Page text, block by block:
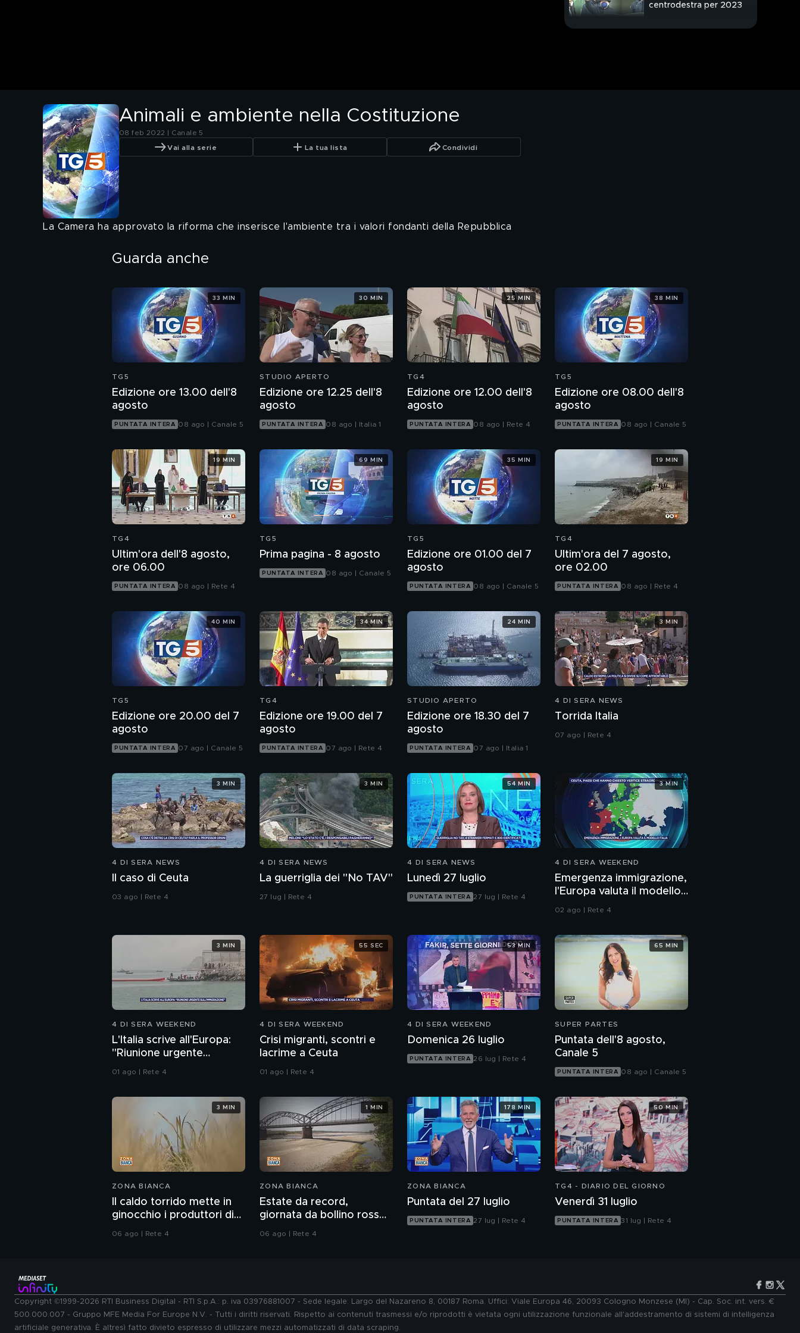
centrodestra per 2023
Animali e ambiente nella Costituzione
08 feb 2022 | Canale 5
Vai alla serie La tua lista Condividi
La Camera ha approvato la riforma che inserisce l'ambiente tra i valori fondanti della Repubblica
Guarda anche
TG5
Edizione ore 13.00 dell'8
agosto
PUNTATA INTERA 08 ago | Canale 5
33 MIN
STUDIO APERTO
Edizione ore 12.25 dell'8
agosto
PUNTATA INTERA 08 ago | Italia 1
30 MIN
TG4
Edizione ore 12.00 dell'8
agosto
PUNTATA INTERA 08 ago | Rete 4
25 MIN
TG5
Edizione ore 08.00 dell'8
agosto
PUNTATA INTERA 08 ago | Canale 5
38 MIN
TG4
Ultim'ora dell'8 agosto,
ore 06.00
PUNTATA INTERA 08 ago | Rete 4
19 MIN
TG5
Prima pagina - 8 agosto
PUNTATA INTERA 08 ago | Canale 5
69 MIN
TG5
Edizione ore 01.00 del 7
agosto
PUNTATA INTERA 08 ago | Canale 5
35 MIN
TG4
Ultim'ora del 7 agosto,
ore 02.00
PUNTATA INTERA 08 ago | Rete 4
19 MIN
TG5
Edizione ore 20.00 del 7
agosto
PUNTATA INTERA 07 ago | Canale 5
40 MIN
TG4
Edizione ore 19.00 del 7
agosto
PUNTATA INTERA 07 ago | Rete 4
34 MIN
STUDIO APERTO
Edizione ore 18.30 del 7
agosto
PUNTATA INTERA 07 ago | Italia 1
24 MIN
4 DI SERA NEWS
Torrida Italia
07 ago | Rete 4
3 MIN
4 DI SERA NEWS
Il caso di Ceuta
03 ago | Rete 4
3 MIN
4 DI SERA NEWS
La guerriglia dei "No TAV"
27 lug | Rete 4
3 MIN
4 DI SERA NEWS
Lunedì 27 luglio
PUNTATA INTERA 27 lug | Rete 4
54 MIN
4 DI SERA WEEKEND
Emergenza immigrazione,
l'Europa valuta il modello
02 ago | Rete 4
3 MIN
4 DI SERA WEEKEND
L'Italia scrive all'Europa:
"Riunione urgente
sull'immigrazione"
01 ago | Rete 4
3 MIN
4 DI SERA WEEKEND
Crisi migranti, scontri e
lacrime a Ceuta
01 ago | Rete 4
55 SEC
4 DI SERA WEEKEND
Domenica 26 luglio
PUNTATA INTERA 26 lug | Rete 4
53 MIN
SUPER PARTES
Puntata dell'8 agosto,
Canale 5
PUNTATA INTERA 08 ago | Canale 5
65 MIN
ZONA BIANCA
Il caldo torrido mette in
ginocchio i produttori di
06 ago | Rete 4
3 MIN
ZONA BIANCA
Estate da record,
giornata da bollino rosso
in 27 città
06 ago | Rete 4
1 MIN
ZONA BIANCA
Puntata del 27 luglio
PUNTATA INTERA 27 lug | Rete 4
178 MIN
TG4 - DIARIO DEL GIORNO
Venerdì 31 luglio
PUNTATA INTERA 31 lug | Rete 4
50 MIN
Copyright ©1999-2026 RTI Business Digital - RTI S.p.A.: p. iva 03976881007 - Sede legale: Largo del Nazareno 8, 00187 Roma. Uffici: Viale Europa 46, 20093 Cologno Monzese (MI) - Cap. Soc. int. vers. €
500.000.007 - Gruppo MFE Media For Europe N.V. - Tutti i diritti riservati. Rispetto ai contenuti trasmessi e/o riprodotti è vietata ogni utilizzazione funzionale all'addestramento di sistemi di intelligenza
artificiale generativa. È altresì fatto divieto espresso di utilizzare mezzi automatizzati di data scraping.